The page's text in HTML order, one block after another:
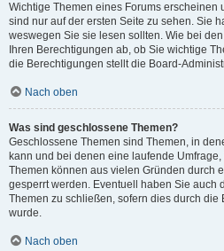
Wichtige Themen eines Forums erscheinen
sind nur auf der ersten Seite zu sehen. Sie
weswegen Sie sie lesen sollten. Wie bei
Ihren Berechtigungen ab, ob Sie wichtige
die Berechtigungen stellt die Board-
Nach oben
Was sind geschlossene Themen?
Geschlossene Themen sind Themen, in
kann und bei denen eine laufende
Themen können aus vielen Gründen durch
gesperrt werden. Eventuell haben Sie auch
Themen zu schließen, sofern dies durch die
wurde.
Nach oben